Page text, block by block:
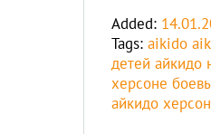
Added:
Tags: aikido
детей айкидо
херсоне
айкидо